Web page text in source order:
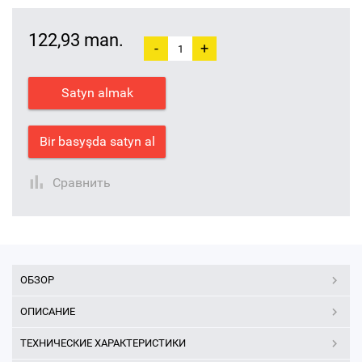
122,93 man. - +
Satyn almak
Bir basyşda satyn al
Сравнить
ОБЗОР
ОПИСАНИЕ
ТЕХНИЧЕСКИЕ ХАРАКТЕРИСТИКИ